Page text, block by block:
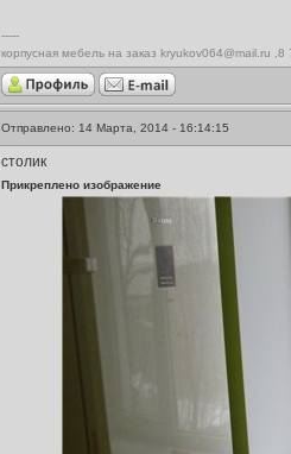
-----
корпусная мебель на заказ kryukov064@mail.ru
Отправлено: 14 Марта, 2014 - 16:14:15
столик
Прикреплено изображение